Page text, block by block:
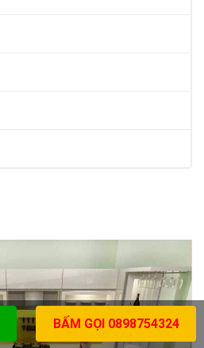
BẤM GỌI 0898754324